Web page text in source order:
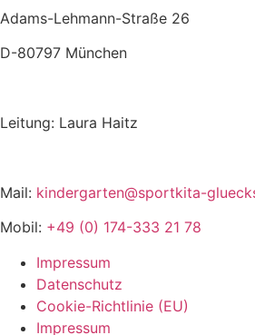
Adams-Lehmann-Straße 26
D-80797 München
Leitung: Laura Haitz
Mail: kindergarten@sportkita-
Mobil: +49 (0) 174-333 21 78
Impressum
Datenschutz
Cookie-Richtlinie (EU)
Impressum